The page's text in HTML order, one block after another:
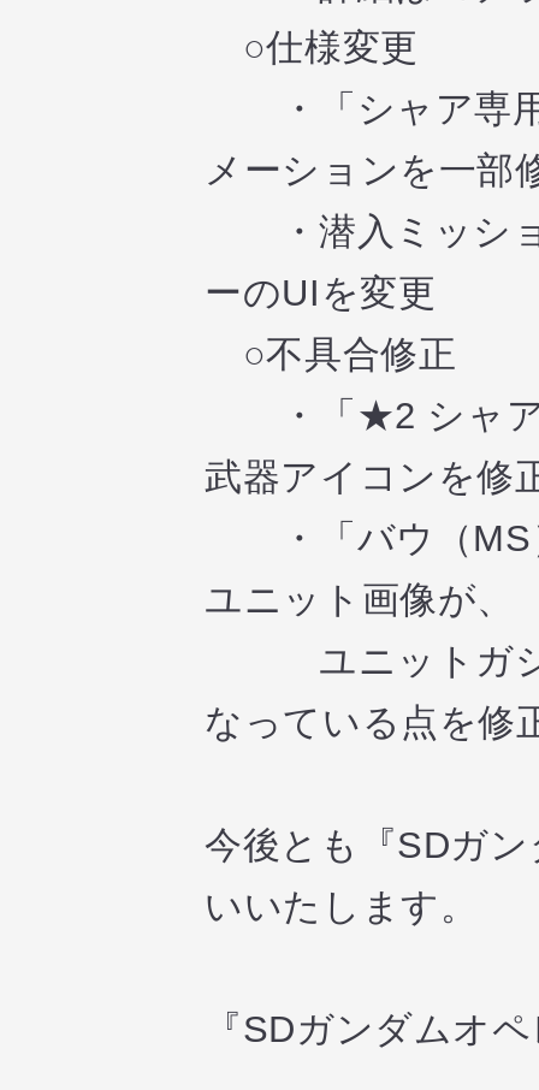
○仕様変更
・「シャア専用
メーションを一部
・潜入ミッショ
ーのUIを変更
○不具合修正
・「★2 シャア
武器アイコンを修
・「バウ（MS
ユニット画像が、
ユニットガシ
なっている点を修
今後とも『SDガ
いいたします。
『SDガンダムオ